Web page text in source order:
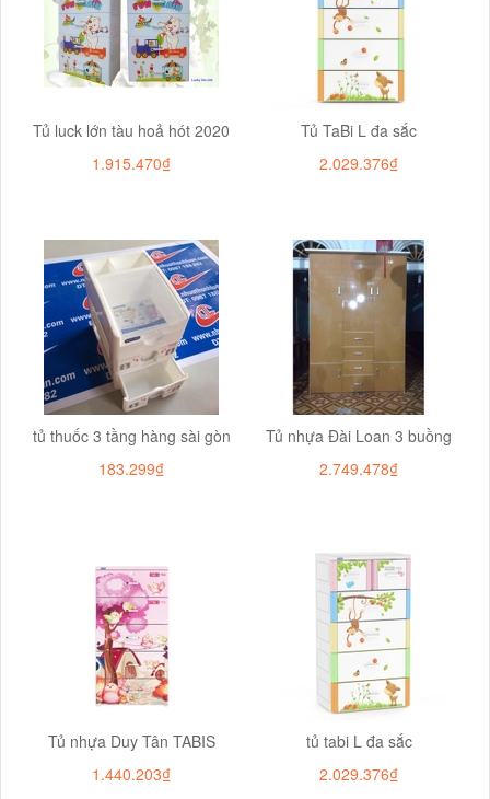
Tủ luck lớn tàu hoả hót 2020
1.915.470₫
Tủ TaBi L đa sắc
2.029.376₫
tủ thuốc 3 tầng hàng sài gòn
183.299₫
Tủ nhựa Đài Loan 3 buồng
2.749.478₫
Tủ nhựa Duy Tân TABIS
1.440.203₫
tủ tabi L đa sắc
2.029.376₫